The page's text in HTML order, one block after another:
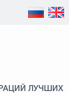
ЛУЧШИХ